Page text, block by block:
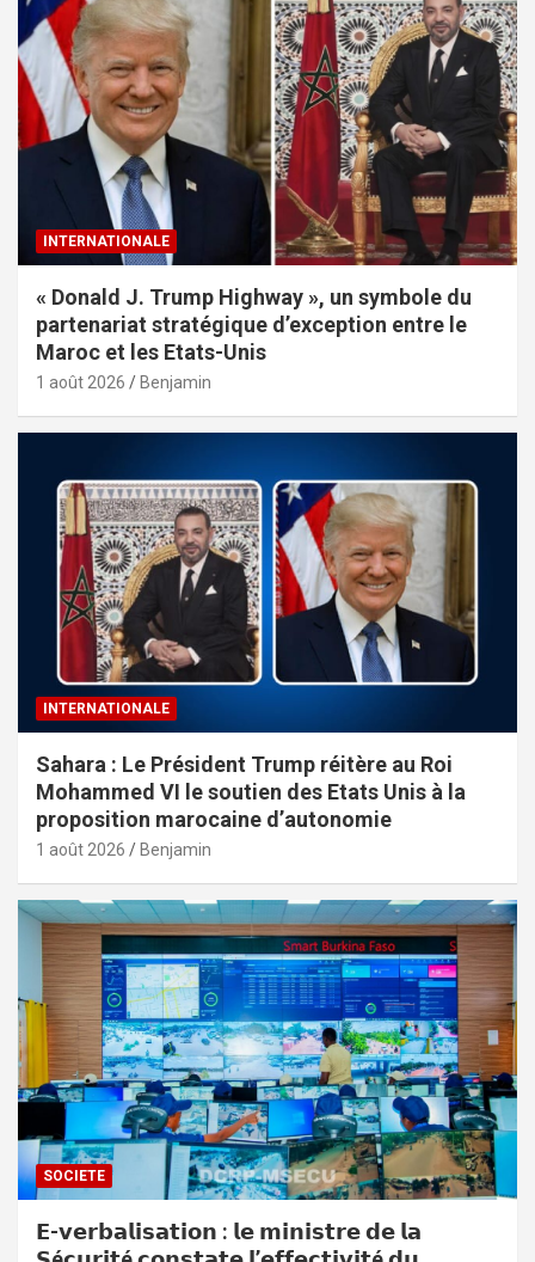
INTERNATIONALE
« Donald J. Trump Highway », un symbole du
partenariat stratégique d’exception entre le
Maroc et les Etats-Unis
1 août 2026 Benjamin
INTERNATIONALE
Sahara : Le Président Trump réitère au Roi
Mohammed VI le soutien des Etats Unis à la
proposition marocaine d’autonomie
1 août 2026 Benjamin
SOCIETE
𝗘-𝘃𝗲𝗿𝗯𝗮𝗹𝗶𝘀𝗮𝘁𝗶𝗼𝗻 : 𝗹𝗲 𝗺𝗶𝗻𝗶𝘀𝘁𝗿𝗲 𝗱𝗲 𝗹𝗮